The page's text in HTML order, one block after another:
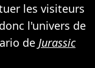
les visiteurs
l'univers de
de Jurassic